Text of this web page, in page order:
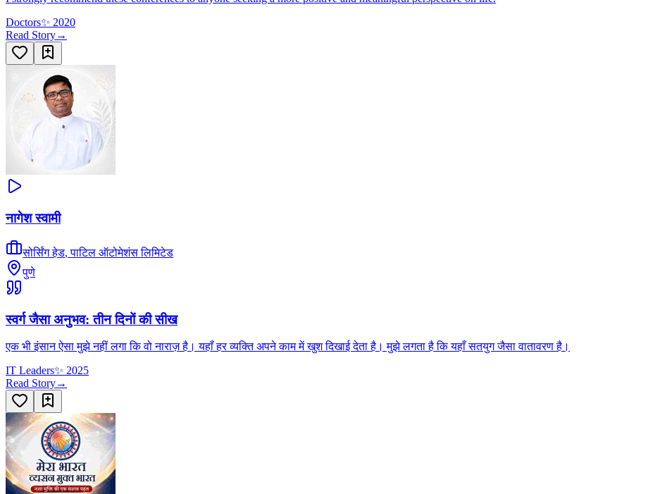
Doctors✨ 2020
Read Story→
नागेश स्वामी
सोर्सिंग हेड,पाटिल ऑटोमेशंस लिमिटेड
पुणे
स्वर्ग जैसा अनुभव: तीन दिनों की सीख
एक भी इंसान ऐसा मुझे नहीं लगा कि वो नाराज़ है। यहाँ हर व्यक्ति अपने काम में खुश दिखाई देता है। मुझे लगता है कि यहाँ सतयुग जैसा वातावरण है।
IT Leaders✨ 2025
Read Story→